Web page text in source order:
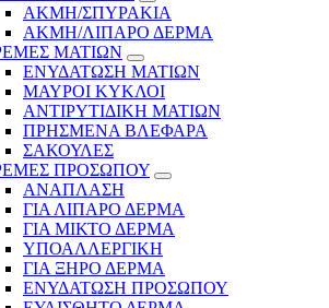
ΑΚΜΗ/ΣΠΥΡΑΚΙΑ
ΑΚΜΗ/ΛΙΠΑΡΟ ΔΕΡΜΑ
ΜΑΤΙΩΝ
ΕΝΥΔΑΤΩΣΗ ΜΑΤΙΩΝ
ΜΑΥΡΟΙ ΚΥΚΛΟΙ
ΑΝΤΙΡΥΤΙΔΙΚΗ ΜΑΤΙΩΝ
ΠΡΗΣΜΕΝΑ ΒΛΕΦΑΡΑ
ΣΑΚΟΥΛΕΣ
ΠΡΟΣΩΠΟΥ
ΑΝΑΠΛΑΣΗ
ΓΙΑ ΛΙΠΑΡΟ ΔΕΡΜΑ
ΓΙΑ ΜΙΚΤΟ ΔΕΡΜΑ
ΥΠΟΑΛΛΕΡΓΙΚΗ
ΓΙΑ ΞΗΡΟ ΔΕΡΜΑ
ΕΝΥΔΑΤΩΣΗ ΠΡΟΣΩΠΟΥ